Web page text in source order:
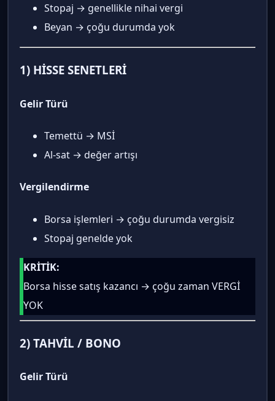
Stopaj → genellikle nihai vergi
Beyan → çoğu durumda yok
1) HİSSE SENETLERİ
Gelir Türü
Temettü → MSİ
Al-sat → değer artışı
Vergilendirme
Borsa işlemleri → çoğu durumda vergisiz
Stopaj genelde yok
KRİTİK:
Borsa hisse satış kazancı → çoğu zaman VERGİ
YOK
2) TAHVİL / BONO
Gelir Türü